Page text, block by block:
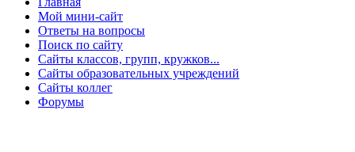
Мой мини-сайт
Ответы на вопросы
Поиск по сайту
Сайты классов, групп, кружков...
Сайты образовательных учреждений
Сайты коллег
Форумы